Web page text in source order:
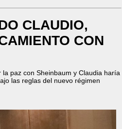
CLAUDIO,
CON
paz con Sheinbaum y Claudia haría
las reglas del nuevo régimen